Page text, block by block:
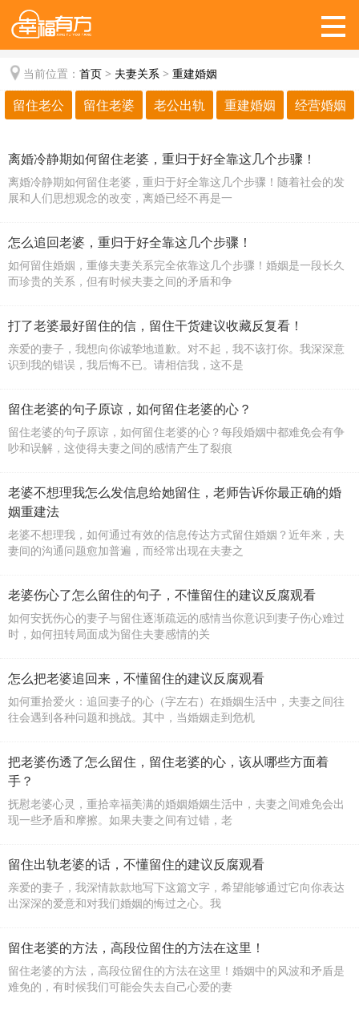
当前位置： 首页 > 夫妻关系 > 重建婚姻
留住老公 留住老婆 老公出轨 重建婚姻 经营婚姻
离婚冷静期如何留住老婆，重归于好全靠这几个步骤！
离婚冷静期如何留住老婆，重归于好全靠这几个步骤！随着社会的发
展和人们思想观念的改变，离婚已经不再是一
怎么追回老婆，重归于好全靠这几个步骤！
如何留住婚姻，重修夫妻关系完全依靠这几个步骤！婚姻是一段长久
而珍贵的关系，但有时候夫妻之间的矛盾和争
打了老婆最好留住的信，留住干货建议收藏反复看！
亲爱的妻子，我想向你诚挚地道歉。对不起，我不该打你。我深深意
识到我的错误，我后悔不已。请相信我，这不是
留住老婆的句子原谅，如何留住老婆的心？
留住老婆的句子原谅，如何留住老婆的心？每段婚姻中都难免会有争
吵和误解，这使得夫妻之间的感情产生了裂痕
老婆不想理我怎么发信息给她留住，老师告诉你最正确的婚
姻重建法
老婆不想理我，如何通过有效的信息传达方式留住婚姻？近年来，夫
妻间的沟通问题愈加普遍，而经常出现在夫妻之
老婆伤心了怎么留住的句子，不懂留住的建议反腐观看
如何安抚伤心的妻子与留住逐渐疏远的感情当你意识到妻子伤心难过
时，如何扭转局面成为留住夫妻感情的关
怎么把老婆追回来，不懂留住的建议反腐观看
如何重拾爱火：追回妻子的心（字左右）在婚姻生活中，夫妻之间往
往会遇到各种问题和挑战。其中，当婚姻走到危机
把老婆伤透了怎么留住，留住老婆的心，该从哪些方面着
手？
抚慰老婆心灵，重拾幸福美满的婚姻婚姻生活中，夫妻之间难免会出
现一些矛盾和摩擦。如果夫妻之间有过错，老
留住出轨老婆的话，不懂留住的建议反腐观看
亲爱的妻子，我深情款款地写下这篇文字，希望能够通过它向你表达
出深深的爱意和对我们婚姻的悔过之心。我
留住老婆的方法，高段位留住的方法在这里！
留住老婆的方法，高段位留住的方法在这里！婚姻中的风波和矛盾是
难免的，有时候我们可能会失去自己心爱的妻